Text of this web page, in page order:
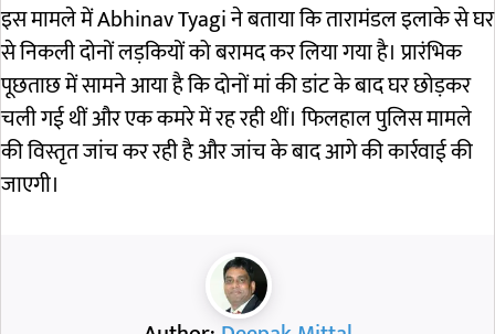
इस मामले मेंAbhinav Tyagiने बताया कि तारामंडल इलाके से घर
से निकली दोनों लड़कियों को बरामद कर लिया गया है। प्रारंभिक
पूछताछ में सामने आया है कि दोनों मां की डांट के बाद घर छोड़कर
चली गई थीं और एक कमरे में रह रही थीं। फिलहाल पुलिस मामले
की विस्तृत जांच कर रही है और जांच के बाद आगे की कार्रवाई की
जाएगी।